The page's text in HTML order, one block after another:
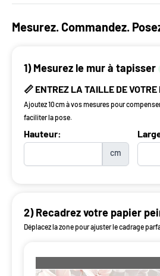
Mesurez. Commandez.
1) Mesurez le mur à tapisser
📏 ENTREZ LA TAILLE DE VOTRE
Ajoutez 10 cm à vos mesures pour
faciliter la pose.
Hauteur:
cm
2) Recadrez votre papier
Déplacez la zone pour ajuster le cadrage